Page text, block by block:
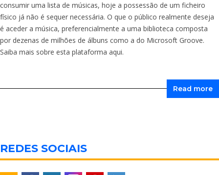
consumir uma lista de músicas, hoje a possessão de um ficheiro
físico já não é sequer necessária. O que o público realmente deseja
é aceder a música, preferencialmente a uma biblioteca composta
por dezenas de milhões de álbuns como a do Microsoft Groove.
Saiba mais sobre esta plataforma aqui.
Read more
REDES SOCIAIS